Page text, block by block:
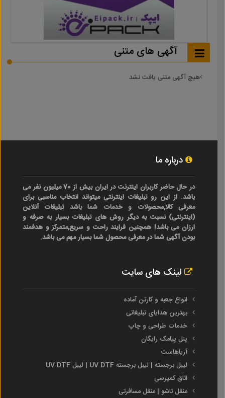
آگهی های متنی
هیچ آگهی متنی یافت نشد
درباره ما
در حال حاضر کاربران اینترنت در ایران بیش از 70 میلیون نفر می
باشد. از این رو تبلیغات اینترنتی میتواند انتخاب مناسبی برای
معرفی کالا,محصولات و خدمات شما باشد تبلیغات آنلاین
(اینترنتی) نسبت به دیگر روش های تبلیغات بسیار به صرفه و
ارزان می باشد! همچنین فرایند راحت و سریع,متمرکز و هدفمند
بودن آگهی شما در معرفی محصول شما بسیار مهم می باشد.
لینک های سایت
انواع جعبه و کارتن آماده
بهترین هدایای تبلیغاتی
خدمات طراحی و چاپ
پنل پیامک رایگان
آریاهاست
لیبل برجسته | لیبل برجسته UV DTF | لیبل UV DTF
اتاق کمپرسی
منقل تاشو | منقل مسافرتی